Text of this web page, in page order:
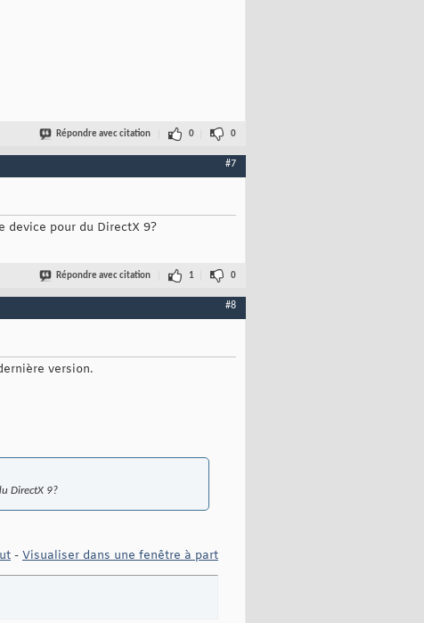
Répondre avec citation 0 0
#7
device pour du DirectX 9?
Répondre avec citation 1 0
#8
version.
DirectX 9?
- Visualiser dans une fenêtre à part